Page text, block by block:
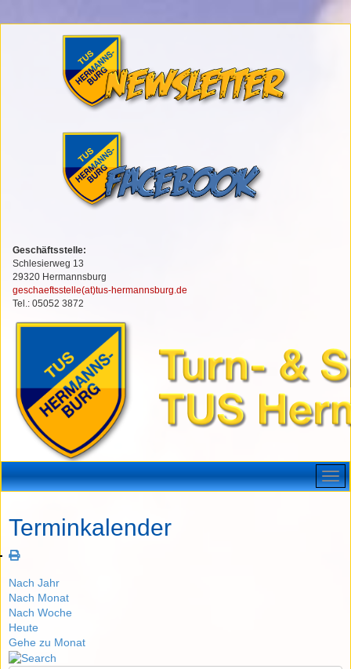
Geschäftsstelle:
Schlesierweg 13
29320 Hermannsburg
geschaeftsstelle(at)tus-hermannsburg.de
Tel.: 05052 3872
Terminkalender
Nach Jahr
Nach Monat
Nach Woche
Heute
Gehe zu Monat